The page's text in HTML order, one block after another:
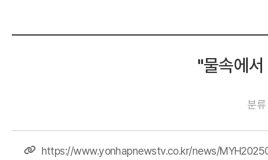
"물속에
분류
https://www.yonhapnewstv.co.kr/news/